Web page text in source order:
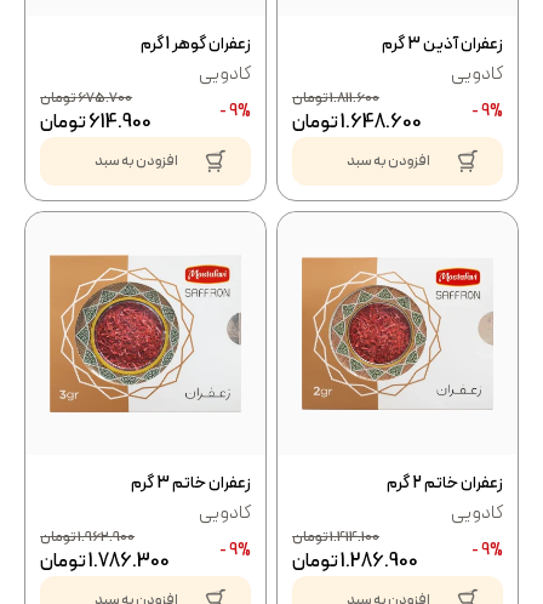
زعفران آذین 3 گرم
کادویی
9% -
1.811.600تومان
1.648.600تومان
افزودن به سبد
زعفران گوهر 1 گرم
کادویی
9% -
675.700تومان
614.900تومان
افزودن به سبد
زعفران خاتم 2 گرم
کادویی
9% -
1.414.100تومان
1.286.900تومان
زعفران خاتم 3 گرم
کادویی
9% -
1.962.900تومان
1.786.300تومان